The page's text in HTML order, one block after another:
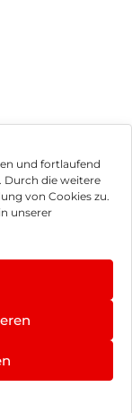
und fortlaufend
Durch die weitere
von Cookies zu.
unserer
★★★★★